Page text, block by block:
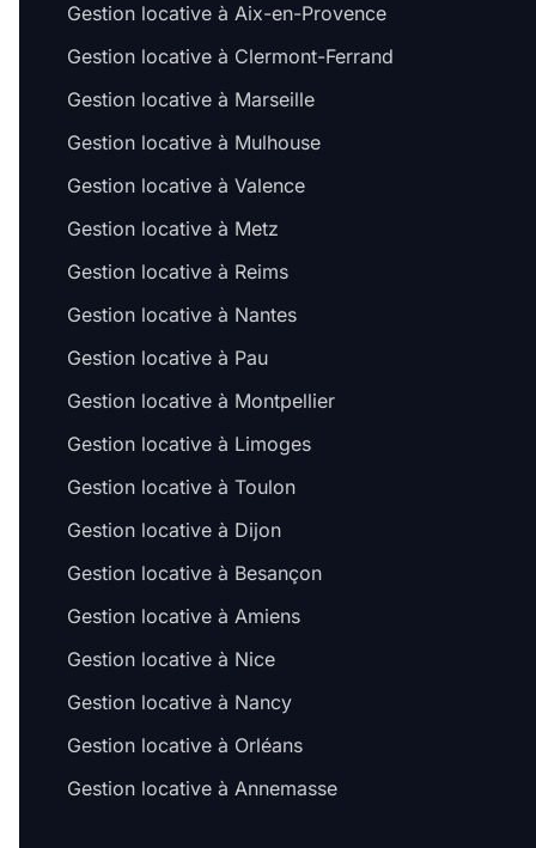
Gestion locative à Aix-en-Provence
Gestion locative à Clermont-Ferrand
Gestion locative à Marseille
Gestion locative à Mulhouse
Gestion locative à Valence
Gestion locative à Metz
Gestion locative à Reims
Gestion locative à Nantes
Gestion locative à Pau
Gestion locative à Montpellier
Gestion locative à Limoges
Gestion locative à Toulon
Gestion locative à Dijon
Gestion locative à Besançon
Gestion locative à Amiens
Gestion locative à Nice
Gestion locative à Nancy
Gestion locative à Orléans
Gestion locative à Annemasse